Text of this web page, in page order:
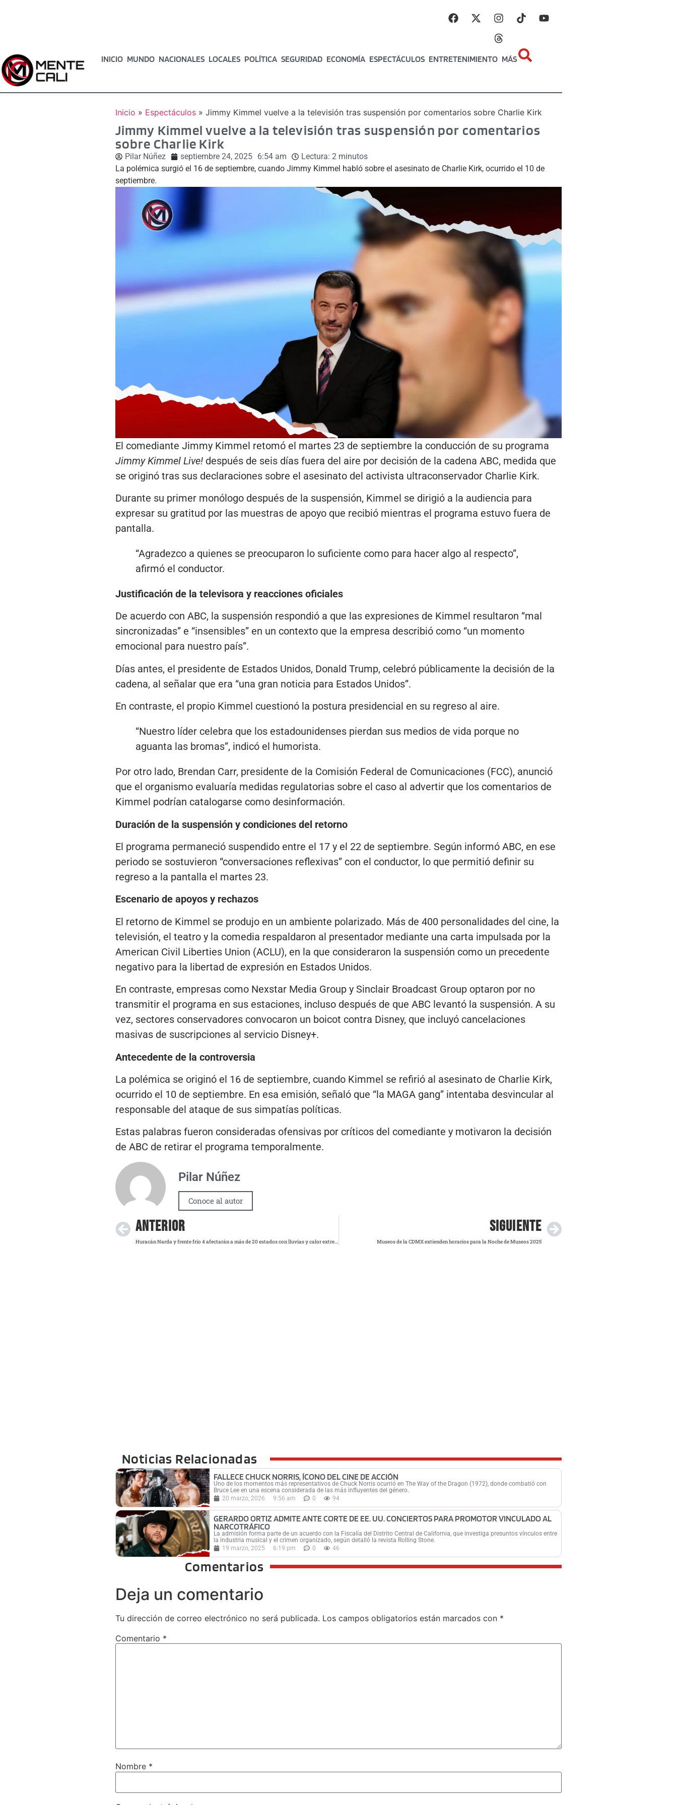
INICIO MUNDO NACIONALES LOCALES POLÍTICA SEGURIDAD ECONOMÍA ESPECTÁCULOS ENTRETENIMIENTO MÁS
Inicio » Espectáculos» Jimmy Kimmel vuelve a la televisión tras suspensión por comentarios sobre Charlie Kirk
Jimmy Kimmel vuelve a la televisión tras suspensión por comentarios
sobre Charlie Kirk
Pilar Núñez septiembre 24, 2025 6:54 am Lectura: 2 minutos
La polémica surgió el 16 de septiembre, cuando Jimmy Kimmel habló sobre el asesinato de Charlie Kirk, ocurrido el 10 de
septiembre.
El comediante Jimmy Kimmel retomó el martes 23 de septiembre la conducción de su programa
Jimmy Kimmel Live!después de seis días fuera del aire por decisión de la cadena ABC, medida que
se originó tras sus declaraciones sobre el asesinato del activista ultraconservador Charlie Kirk.
Durante su primer monólogo después de la suspensión, Kimmel se dirigió a la audiencia para
expresar su gratitud por las muestras de apoyo que recibió mientras el programa estuvo fuera de
pantalla.
“Agradezco a quienes se preocuparon lo suficiente como para hacer algo al respecto”,
afirmó el conductor.
Justificación de la televisora y reacciones oficiales
De acuerdo con ABC, la suspensión respondió a que las expresiones de Kimmel resultaron “mal
sincronizadas” e “insensibles” en un contexto que la empresa describió como “un momento
emocional para nuestro país”.
Días antes, el presidente de Estados Unidos, Donald Trump, celebró públicamente la decisión de la
cadena, al señalar que era “una gran noticia para Estados Unidos”.
En contraste, el propio Kimmel cuestionó la postura presidencial en su regreso al aire.
“Nuestro líder celebra que los estadounidenses pierdan sus medios de vida porque no
aguanta las bromas”, indicó el humorista.
Por otro lado, Brendan Carr, presidente de la Comisión Federal de Comunicaciones (FCC), anunció
que el organismo evaluaría medidas regulatorias sobre el caso al advertir que los comentarios de
Kimmel podrían catalogarse como desinformación.
Duración de la suspensión y condiciones del retorno
El programa permaneció suspendido entre el 17 y el 22 de septiembre. Según informó ABC, en ese
periodo se sostuvieron “conversaciones reflexivas” con el conductor, lo que permitió definir su
regreso a la pantalla el martes 23.
Escenario de apoyos y rechazos
El retorno de Kimmel se produjo en un ambiente polarizado. Más de 400 personalidades del cine, la
televisión, el teatro y la comedia respaldaron al presentador mediante una carta impulsada por la
American Civil Liberties Union (ACLU), en la que consideraron la suspensión como un precedente
negativo para la libertad de expresión en Estados Unidos.
En contraste, empresas como Nexstar Media Group y Sinclair Broadcast Group optaron por no
transmitir el programa en sus estaciones, incluso después de que ABC levantó la suspensión. A su
vez, sectores conservadores convocaron un boicot contra Disney, que incluyó cancelaciones
masivas de suscripciones al servicio Disney+.
Antecedente de la controversia
La polémica se originó el 16 de septiembre, cuando Kimmel se refirió al asesinato de Charlie Kirk,
ocurrido el 10 de septiembre. En esa emisión, señaló que “la MAGA gang” intentaba desvincular al
responsable del ataque de sus simpatías políticas.
Estas palabras fueron consideradas ofensivas por críticos del comediante y motivaron la decisión
de ABC de retirar el programa temporalmente.
Pilar Núñez
Conoce al autor
ANTERIOR
Huracán Narda y frente frío 4 afectarán a más de 20 estados con lluvias y calor extremo
SIGUIENTE
Museos de la CDMX extienden horarios para la Noche de Museos 2025
Noticias Relacionadas
FALLECE CHUCK NORRIS, ÍCONO DEL CINE DE ACCIÓN
Uno de los momentos más representativos de Chuck Norris ocurrió en The Way of the Dragon (1972), donde combatió con
Bruce Lee en una escena considerada de las más influyentes del género.
20 marzo, 2026
9:56 am 0 94
GERARDO ORTIZ ADMITE ANTE CORTE DE EE. UU. CONCIERTOS PARA PROMOTOR VINCULADO AL
NARCOTRÁFICO
La admisión forma parte de un acuerdo con la Fiscalía del Distrito Central de California, que investiga presuntos vínculos entre
la industria musical y el crimen organizado, según detalló la revista Rolling Stone.
19 marzo, 2025
6:19 pm 0 46
Comentarios
Deja un comentario
Tu dirección de correo electrónico no será publicada. Los campos obligatorios están marcados con *
Comentario *
Nombre *